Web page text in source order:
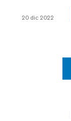
20 dic 2022